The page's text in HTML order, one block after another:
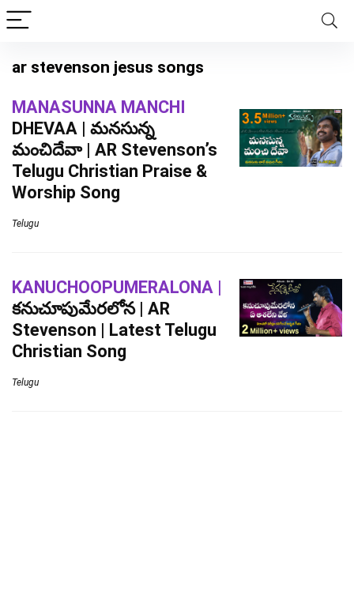
ar stevenson jesus songs
MANASUNNA MANCHI
DHEVAA | మనసున్న
మంచిదేవా | AR Stevenson’s
Telugu Christian Praise &
Worship Song
Telugu
KANUCHOOPUMERALONA |
కనుచూపుమేరలోన | AR
Stevenson | Latest Telugu
Christian Song
Telugu